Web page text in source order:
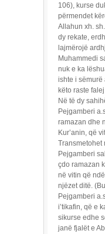
106), kurse
përmendet
Allahun xh.
dy rekate,
lajmërojë
Muhammedi
nuk e ka
ishte i sëmurë
këto raste
Në të dy
Pejgamberi
ramazan dhe
Kur’anin, që
Transmetohet
Pejgamberi
çdo ramazan
në vitin që
njëzet ditë.
Pejgamberi
i’tikafin, që e
sikurse edhe
janë fjalët e